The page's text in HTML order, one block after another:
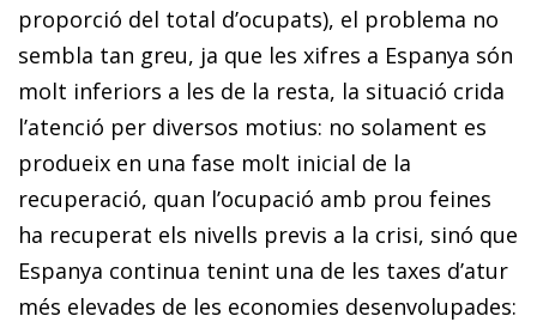
proporció del total d’ocupats), el problema no
sembla tan greu, ja que les xifres a Espanya són
molt inferiors a les de la resta, la situació crida
l’atenció per diversos motius: no solament es
produeix en una fase molt inicial de la
recuperació, quan l’ocupació amb prou feines
ha recuperat els nivells previs a la crisi, sinó que
Espanya continua tenint una de les taxes d’atur
més elevades de les economies desenvolupades: